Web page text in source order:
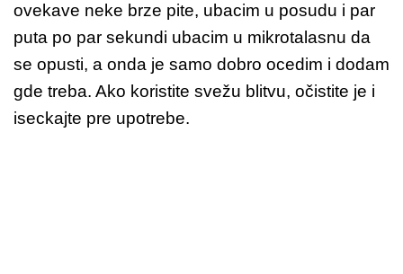
ovekave neke brze pite, ubacim u posudu i par
puta po par sekundi ubacim u mikrotalasnu da
se opusti, a onda je samo dobro ocedim i dodam
gde treba. Ako koristite svežu blitvu, očistite je i
iseckajte pre upotrebe.